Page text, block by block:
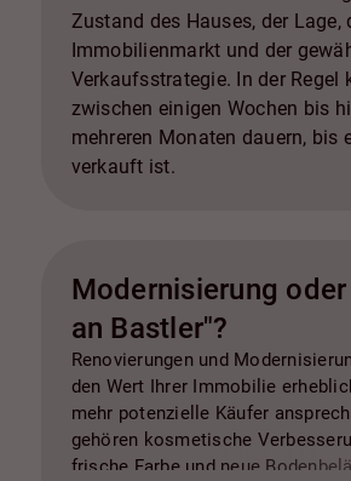
Zustand des Hauses, der Lage,
Immobilienmarkt und der
Verkaufsstrategie. In der Regel
zwischen einigen Wochen bis
mehreren Monaten dauern, bis
verkauft ist.
Modernisierung
an Bastler"?
Renovierungen und
den Wert Ihrer Immobilie
mehr potenzielle Käufer
gehören kosmetische
frische Farbe und neue